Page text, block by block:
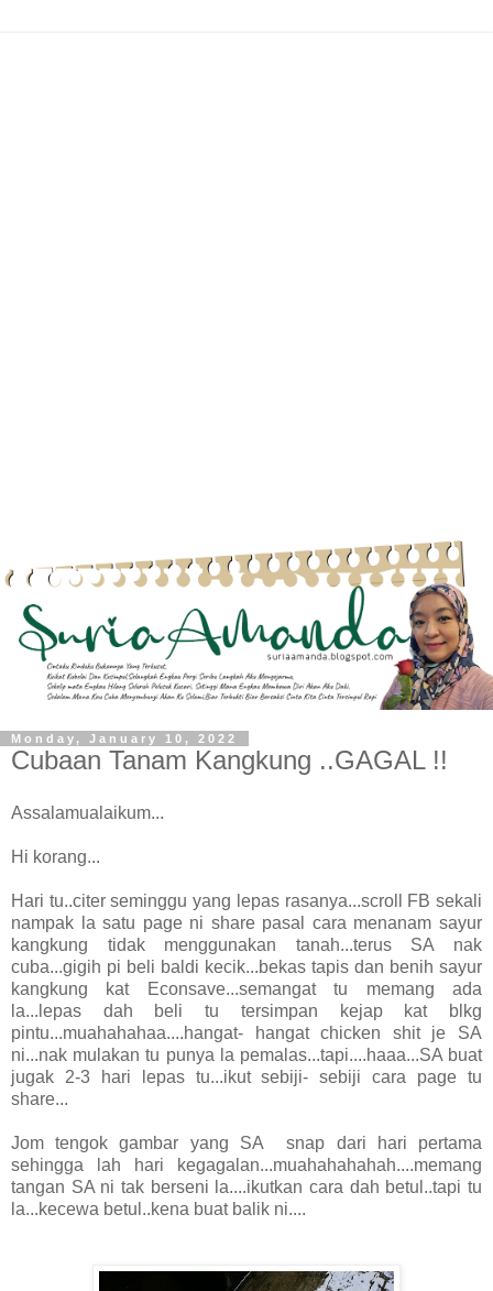
Monday, January 10, 2022
Cubaan Tanam Kangkung ..GAGAL !!
Assalamualaikum...
Hi korang...
Hari tu..citer seminggu yang lepas rasanya...scroll FB sekali
nampak la satu page ni share pasal cara menanam sayur
kangkung tidak menggunakan tanah...terus SA nak
cuba...gigih pi beli baldi kecik...bekas tapis dan benih sayur
kangkung kat Econsave...semangat tu memang ada
la...lepas dah beli tu tersimpan kejap kat blkg
pintu...muahahahaa....hangat- hangat chicken shit je SA
ni...nak mulakan tu punya la pemalas...tapi....haaa...SA buat
jugak 2-3 hari lepas tu...ikut sebiji- sebiji cara page tu
share...
Jom tengok gambar yang SA snap dari hari pertama
sehingga lah hari kegagalan...muahahahahah....memang
tangan SA ni tak berseni la....ikutkan cara dah betul..tapi tu
la...kecewa betul..kena buat balik ni....